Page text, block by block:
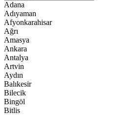
Adana
Adıyaman
Afyonkarahisar
Ağrı
Amasya
Ankara
Antalya
Artvin
Aydın
Balıkesir
Bilecik
Bingöl
Bitlis